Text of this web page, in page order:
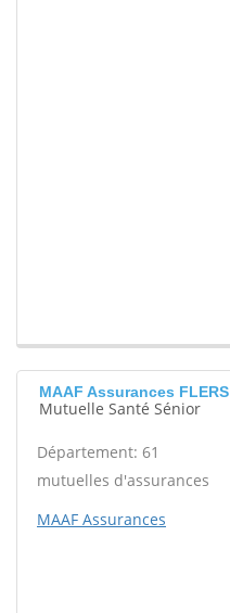
MAAF Assurances FLERS
Mutuelle Santé Sénior
Département: 61
mutuelles d'assurances
MAAF Assurances